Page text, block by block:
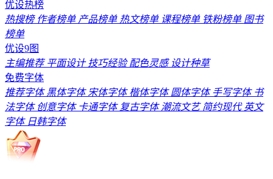
优设热榜
热搜榜作者榜单产品榜单热文榜单课程榜单铁粉榜单图书
榜单
优设9图
主编推荐平面设计技巧经验配色灵感设计种草
免费字体
推荐字体黑体字体宋体字体楷体字体圆体字体手写字体书
法字体创意字体卡通字体复古字体潮流文艺简约现代英文
字体日韩字体